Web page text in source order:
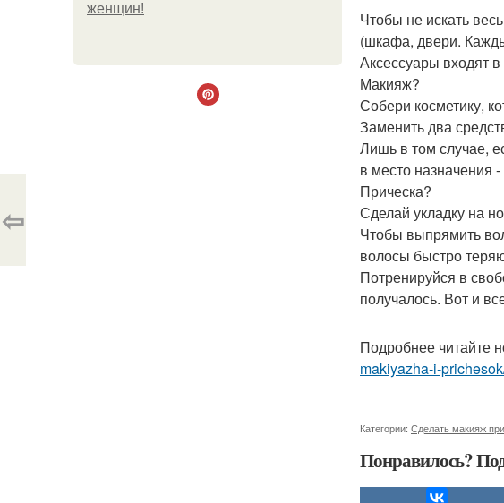
женщин!
Чтобы не искать
(шкафа, двери.
Аксессуары входят
Макияж?
Собери косметику,
Заменить два
Лишь в том случае,
в место назначения
Прическа?
Сделай укладку на
Чтобы выпрямить
волосы быстро
Потренируйся в
получалось. Вот и
Подробнее читайте
makiyazha-i-
Категории: Сделать макияж
Понравилось?
⇦